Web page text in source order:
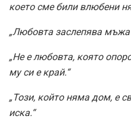
което сме били влюбени
„Любовта заслепява мъжа
„Не е любовта, която
му си е край.“
„Този, който няма дом, е
иска.“